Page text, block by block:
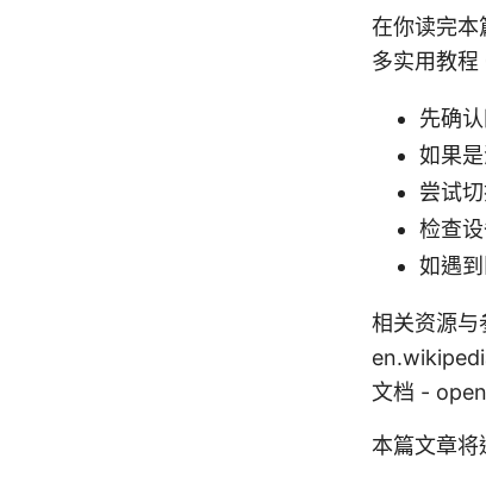
在你读完本
多实用教程
先确
如果
尝试
检查
如遇
相关资源
文档 -
本篇文章将